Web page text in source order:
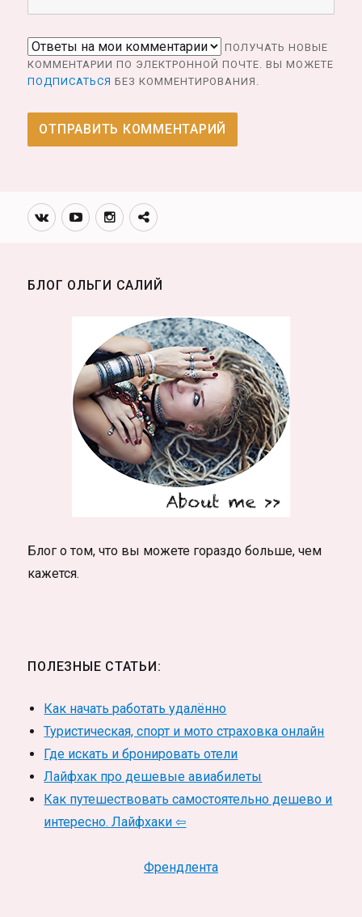
ПОЛУЧАТЬ НОВЫЕ
КОММЕНТАРИИ ПО ЭЛЕКТРОННОЙ ПОЧТЕ. ВЫ МОЖЕТЕ
ПОДПИСАТЬСЯ БЕЗ КОММЕНТИРОВАНИЯ.
Вконтакте
YoutubeИнстаграмм
Телеграм
БЛОГ ОЛЬГИ САЛИЙ
Блог о том, что вы можете гораздо больше, чем
кажется.
ПОЛЕЗНЫЕ СТАТЬИ:
Как начать работать удалённо
Туристическая, спорт и мото страховка онлайн
Где искать и бронировать отели
Лайфхак про дешевые авиабилеты
Как путешествовать самостоятельно дешево и
интересно. Лайфхаки ⇦
Френдлента